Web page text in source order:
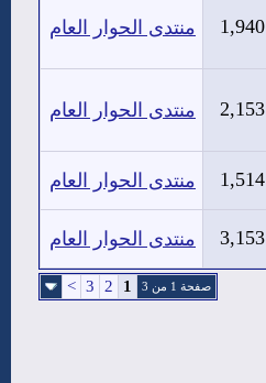
1,940 منتدى الحوار العام
2,153 منتدى الحوار العام
1,514 منتدى الحوار العام
3,153 منتدى الحوار العام
صفحة 1 من 3 1
2
3
>